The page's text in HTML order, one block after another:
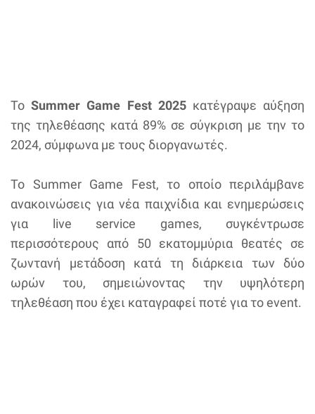
ΤοSummer Game Fest 2025κατέγραψε αύξηση
της τηλεθέασης κατά 89% σε σύγκριση με την το
2024, σύμφωνα με τους διοργανωτές.
Το Summer Game Fest, το οποίο περιλάμβανε
ανακοινώσεις για νέα παιχνίδια και ενημερώσεις
για live service games, συγκέντρωσε
περισσότερους από 50 εκατομμύρια θεατές σε
ζωντανή μετάδοση κατά τη διάρκεια των δύο
ωρών του, σημειώνοντας την υψηλότερη
τηλεθέαση που έχει καταγραφεί ποτέ για το event.